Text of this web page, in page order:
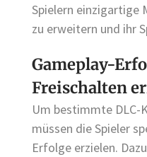
Spielern einzigartige
zu erweitern und ihr
Gameplay-
Freischalten
Um bestimmte
müssen die Spieler
Erfolge erzielen.